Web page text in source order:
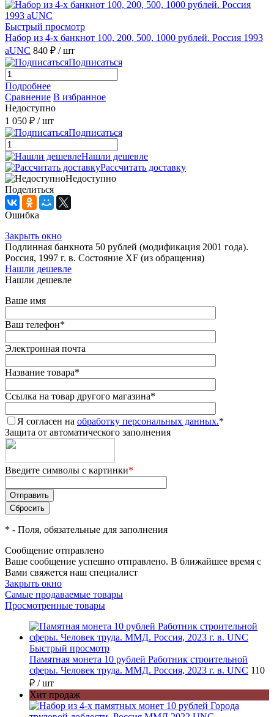
Быстрый просмотр
Набор из 4-х банкнот 100, 200, 500, 1000 рублей. Россия 1993
аUNС 840 ₽ / шт
Подписаться
Подробнее
Сравнение В избранное
Недоступно
1 050 ₽ / шт
Подписаться
Нашли дешевле
Рассчитать доставку
Недоступно
Поделиться
Ошибка
Закрыть окно
Подлинная банкнота 50 рублей (модификация 2001 года).
Россия, 1997 г. в. Состояние XF (из обращения)
Нашли дешевле
Нашли дешевле
Ваше имя
Ваш телефон*
Электронная почта
Название товара*
Ссылка на товар другого магазина*
Я согласен на обработку персональных данных.*
Защита от автоматического заполнения
Введите символы с картинки*
* - Поля, обязательные для заполнения
Сообщение отправлено
Ваше сообщение успешно отправлено. В ближайшее время с
Вами свяжется наш специалист
Закрыть окно
Самые продаваемые товары
Просмотренные товары
Быстрый просмотр
Памятная монета 10 рублей Работник строительной
сферы. Человек труда. ММД. Россия, 2023 г. в. UNC 110
₽ / шт
Хит продаж